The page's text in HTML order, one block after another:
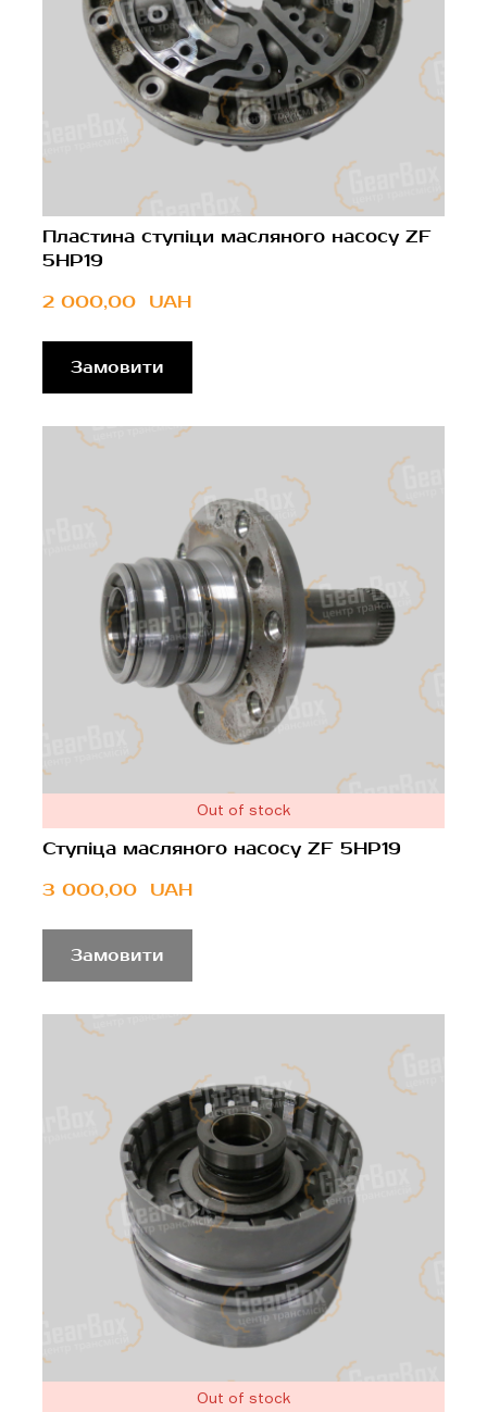
Пластина ступіци масляного насосу ZF
5HP19
2 000,00  UAH
Замовити
Out of stock
Ступіца масляного насосу ZF 5HP19
3 000,00  UAH
Замовити
Out of stock